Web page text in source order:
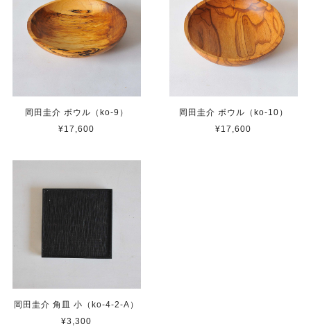
岡田圭介 ボウル（ko-9）
¥17,600
岡田圭介 ボウル（ko-10）
¥17,600
岡田圭介 角皿 小（ko-4-2-A）
¥3,300